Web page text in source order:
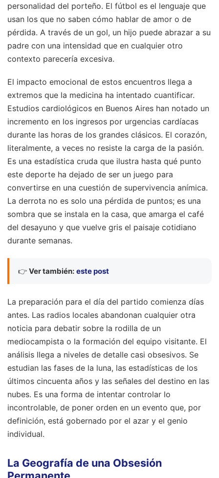
personalidad del porteño. El fútbol es el lenguaje que
usan los que no saben cómo hablar de amor o de
pérdida. A través de un gol, un hijo puede abrazar a su
padre con una intensidad que en cualquier otro
contexto parecería excesiva.
El impacto emocional de estos encuentros llega a
extremos que la medicina ha intentado cuantificar.
Estudios cardiológicos en Buenos Aires han notado un
incremento en los ingresos por urgencias cardíacas
durante las horas de los grandes clásicos. El corazón,
literalmente, a veces no resiste la carga de la pasión.
Es una estadística cruda que ilustra hasta qué punto
este deporte ha dejado de ser un juego para
convertirse en una cuestión de supervivencia anímica.
La derrota no es solo una pérdida de puntos; es una
sombra que se instala en la casa, que amarga el café
del desayuno y que vuelve gris el paisaje cotidiano
durante semanas.
👉 Ver también: este post
La preparación para el día del partido comienza días
antes. Las radios locales abandonan cualquier otra
noticia para debatir sobre la rodilla de un
mediocampista o la formación del equipo visitante. El
análisis llega a niveles de detalle casi obsesivos. Se
estudian las fases de la luna, las estadísticas de los
últimos cincuenta años y las señales del destino en las
nubes. Es una forma de intentar controlar lo
incontrolable, de poner orden en un evento que, por
definición, está gobernado por el azar y el genio
individual.
La Geografía de una Obsesión